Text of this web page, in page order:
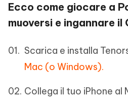
Ecco come giocare a
muoversi e ingannare il
Scarica e installa
Mac (o Windows).
Collega il tuo iPhone al